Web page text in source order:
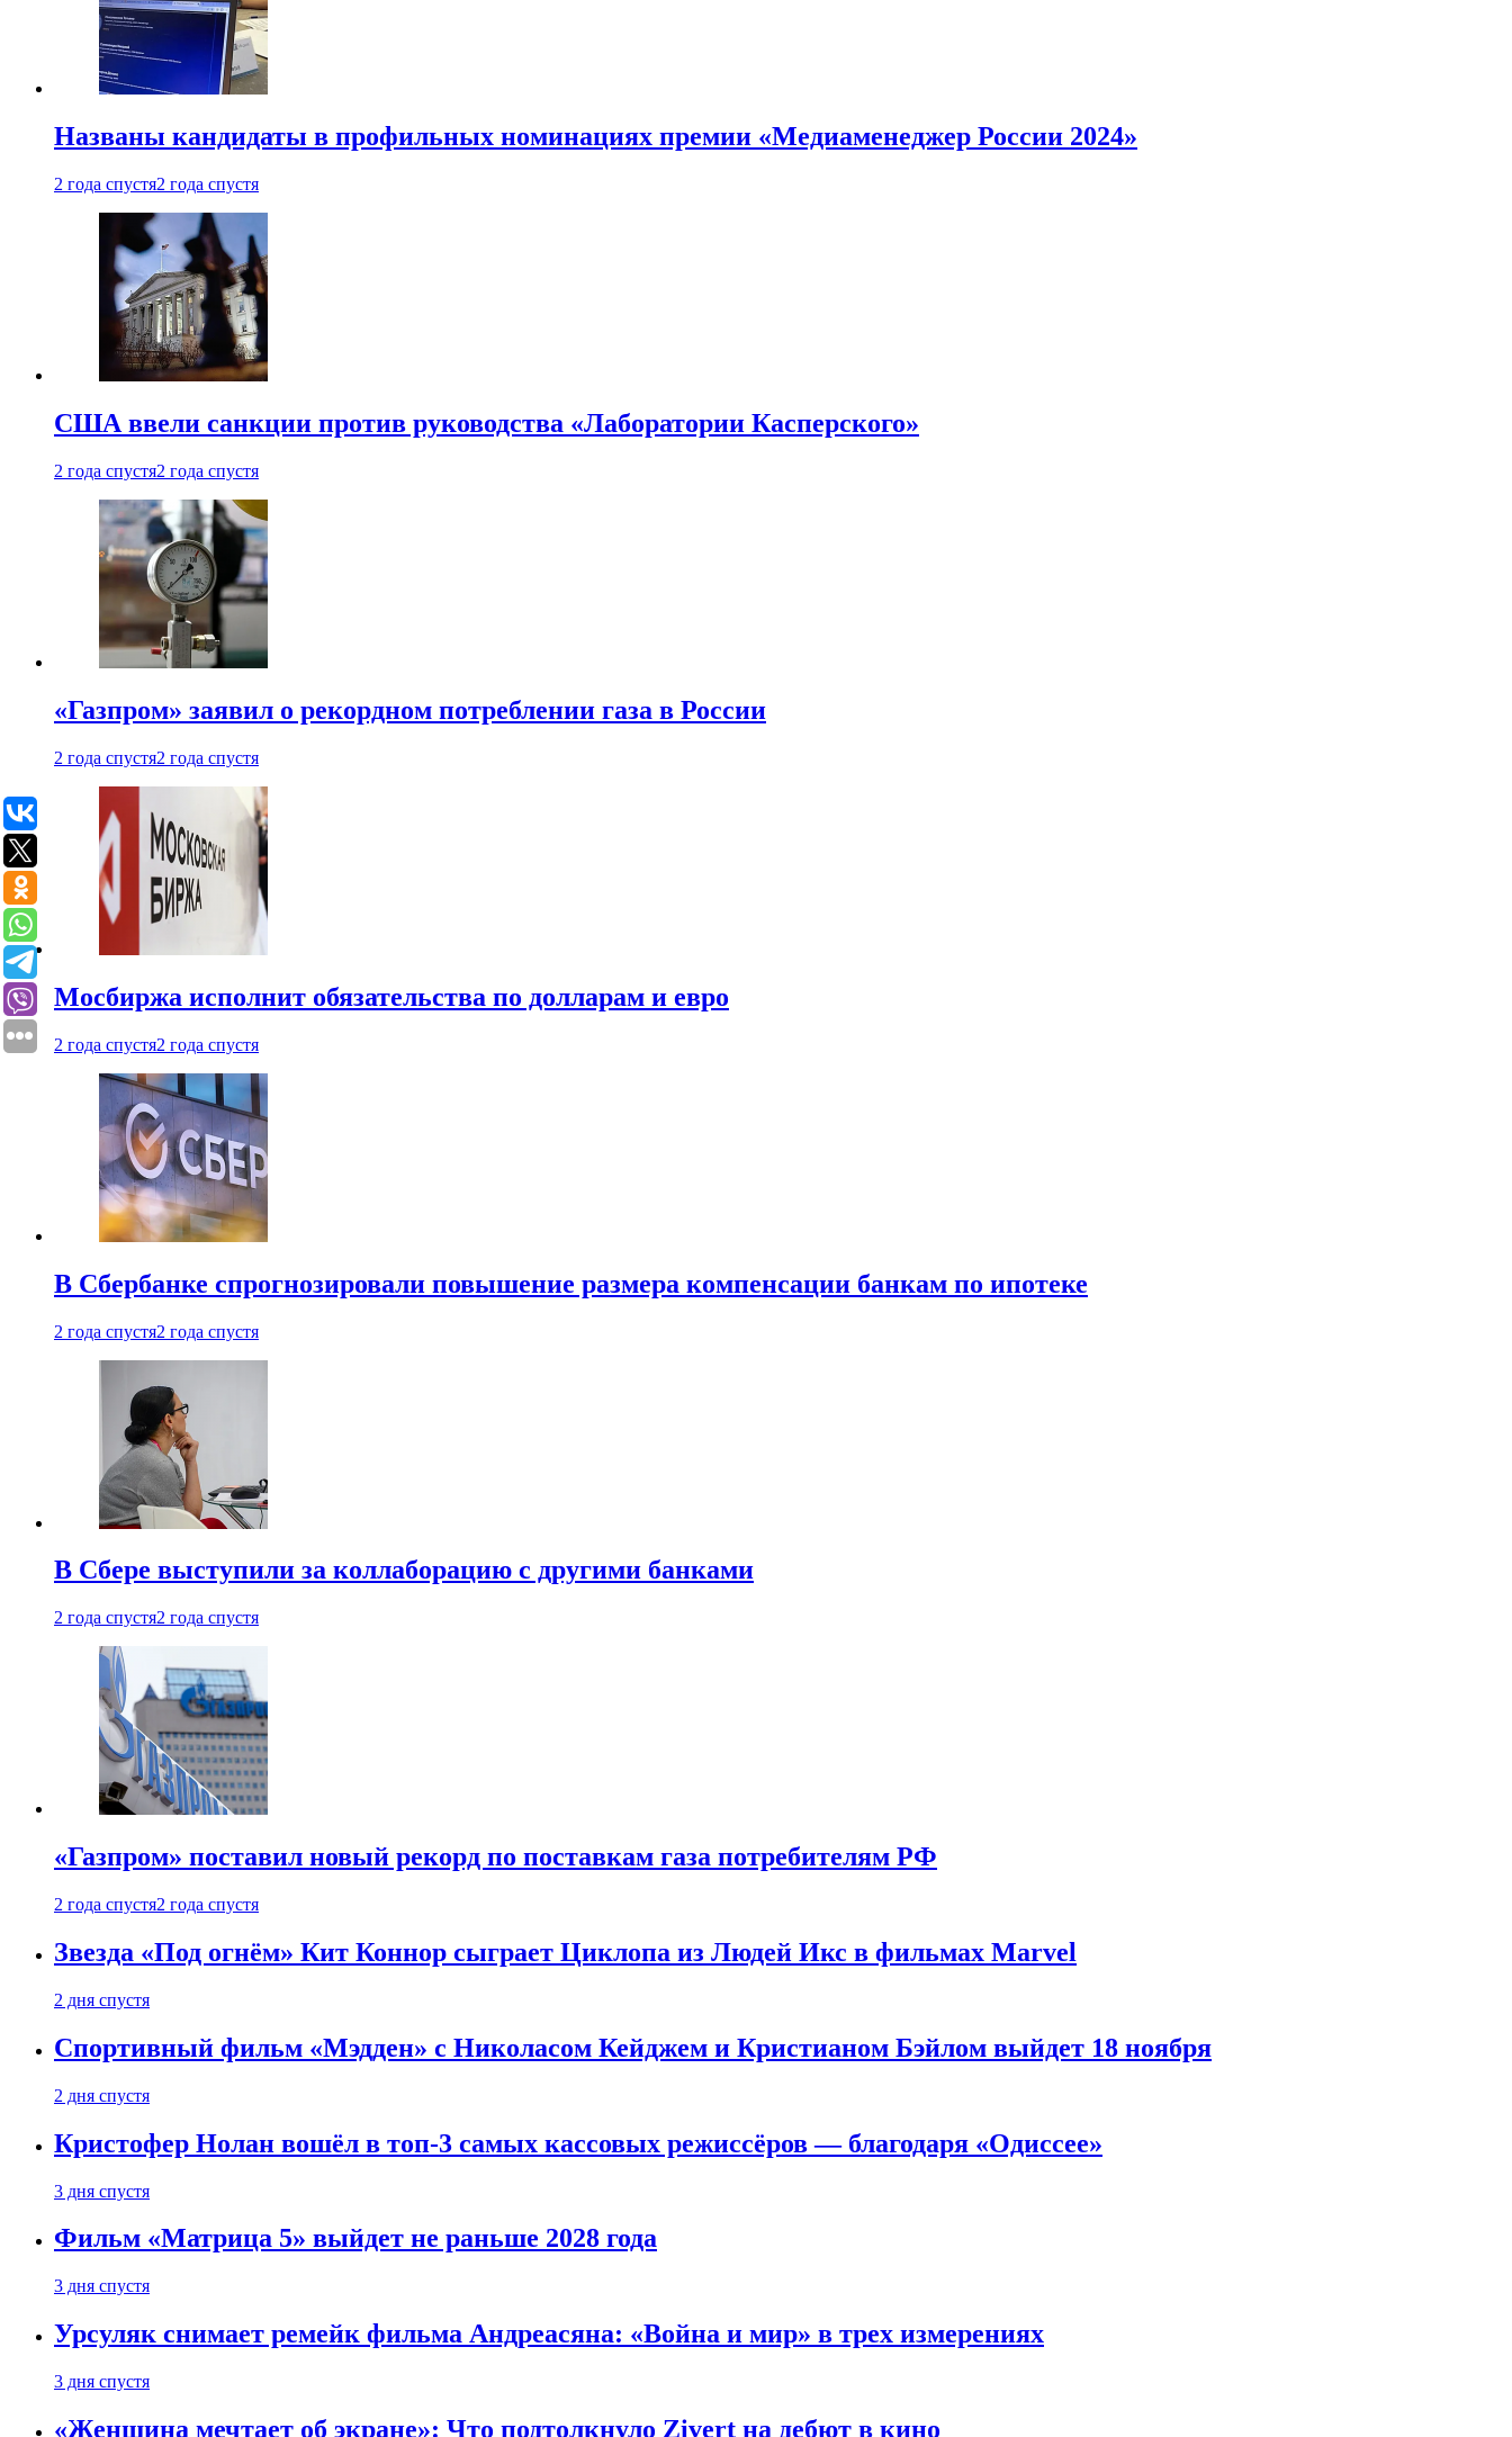
Названы кандидаты в профильных номинациях премии «Медиаменеджер России 2024»
2 года спустя2 года спустя
США ввели санкции против руководства «Лаборатории Касперского»
2 года спустя2 года спустя
«Газпром» заявил о рекордном потреблении газа в России
2 года спустя2 года спустя
Мосбиржа исполнит обязательства по долларам и евро
2 года спустя2 года спустя
В Сбербанке спрогнозировали повышение размера компенсации банкам по ипотеке
2 года спустя2 года спустя
В Сбере выступили за коллаборацию с другими банками
2 года спустя2 года спустя
«Газпром» поставил новый рекорд по поставкам газа потребителям РФ
2 года спустя2 года спустя
Звезда «Под огнём» Кит Коннор сыграет Циклопа из Людей Икс в фильмах Marvel
2 дня спустя
Спортивный фильм «Мэдден» с Николасом Кейджем и Кристианом Бэйлом выйдет 18 ноября
2 дня спустя
Кристофер Нолан вошёл в топ-3 самых кассовых режиссёров — благодаря «Одиссее»
3 дня спустя
Фильм «Матрица 5» выйдет не раньше 2028 года
3 дня спустя
Урсуляк снимает ремейк фильма Андреасяна: «Война и мир» в трех измерениях
3 дня спустя
«Женщина мечтает об экране»: Что подтолкнуло Zivert на дебют в кино